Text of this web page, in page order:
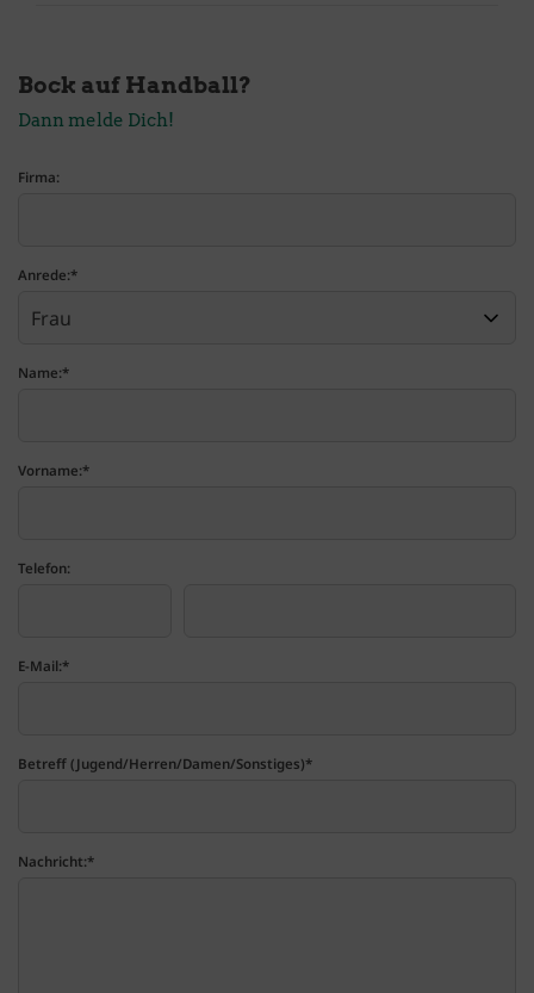
Bock auf Handball?
Dann melde Dich!
Firma:
Anrede:*
Name:*
Vorname:*
Telefon:
E-Mail:*
Betreff (Jugend/Herren/Damen/Sonstiges)*
Nachricht:*